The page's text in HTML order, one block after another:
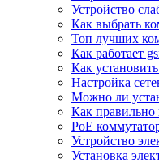
Устройство
Как выбрать
Топ лучших
Как работает
Как
Настройка
Можно ли
Как правильно
PoE
Устройство
Установка